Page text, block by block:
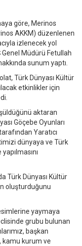
göre, Merinos
AKKM) düzenlenen
izlenecek yol
Genel Müdürü Fetullah
sunum yaptı.
Türk Dünyası Kültür
etkinlikler için
aktaran
Göçebe Oyunları
Yaratıcı
dünyaya ve Türk
Türk Dünyası Kültür
oluşturduğunu
yaymaya
grubu bulunan
başkan
kamu kurum ve